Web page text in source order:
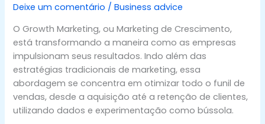
Deixe um comentário /Business advice
O Growth Marketing, ou Marketing de Crescimento,
está transformando a maneira como as empresas
impulsionam seus resultados. Indo além das
estratégias tradicionais de marketing, essa
abordagem se concentra em otimizar todo o funil de
vendas, desde a aquisição até a retenção de clientes,
utilizando dados e experimentação como bússola.